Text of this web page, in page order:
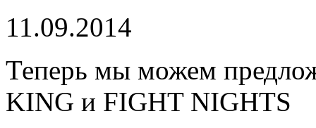
11.09.2014
Теперь мы можем
KING и FIGHT NIGHTS